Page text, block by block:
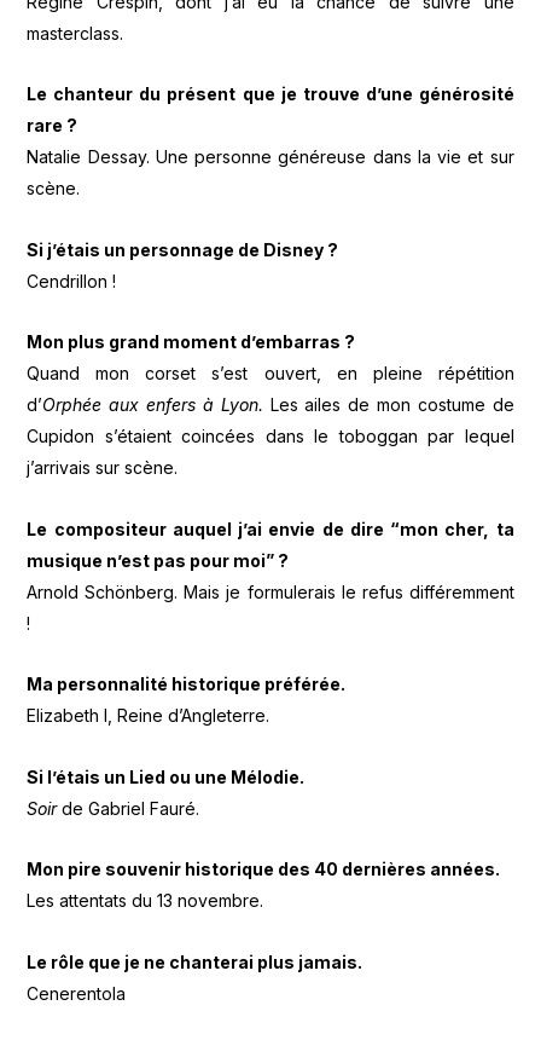
masterclass.
Le chanteur du présent que je trouve d’une générosité
rare ?
Natalie Dessay. Une personne généreuse dans la vie et sur
scène.
Si j’étais un personnage de Disney ?
Cendrillon !
Mon plus grand moment d’embarras ?
Quand mon corset s’est ouvert, en pleine répétition
d’Orphée aux enfers à Lyon. Les ailes de mon costume de
Cupidon s’étaient coincées dans le toboggan par lequel
j’arrivais sur scène.
Le compositeur auquel j’ai envie de dire “mon cher, ta
musique n’est pas pour moi” ?
Arnold Schönberg. Mais je formulerais le refus différemment
!
Ma personnalité historique préférée.
Elizabeth I, Reine d’Angleterre.
Si l’étais un Lied ou une Mélodie.
Soirde Gabriel Fauré.
Mon pire souvenir historique des 40 dernières années.
Les attentats du 13 novembre.
Le rôle que je ne chanterai plus jamais.
Cenerentola